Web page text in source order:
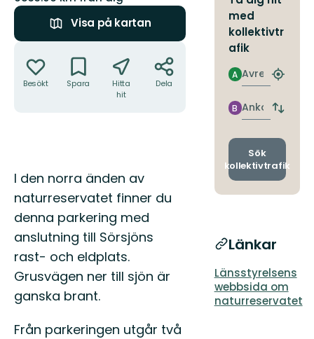
Visa på kartan
Besökt Spara
Hitta
hit
Dela
Beskrivning
I den norra änden av
naturreservatet finner du
denna parkering med
anslutning till Sörsjöns
rast- och eldplats.
Grusvägen ner till sjön är
ganska brant.
Från parkeringen utgår två
med
kollektivtr
afik
Avresa
A
Hitta
Ankomst
B
Byt
och
Sök
kollektivtrafik
Länkar
Länsstyrelsens
webbsida om
naturreservatet